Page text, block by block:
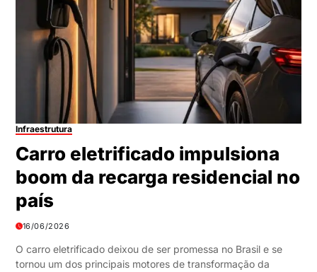
Infraestrutura
Carro eletrificado impulsiona
boom da recarga residencial no
país
16/06/2026
O carro eletrificado deixou de ser promessa no Brasil e se
tornou um dos principais motores de transformação da